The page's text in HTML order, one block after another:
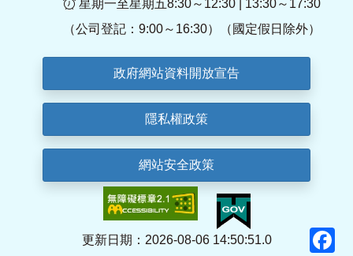
星期一至星期五8:30～12:30 | 13:30～17:30
（公司登記：9:00～16:30）（國定假日除外）
政府網站資料開放宣告
隱私權政策
網站安全政策
更新日期：2026-08-06 14:50:51.0